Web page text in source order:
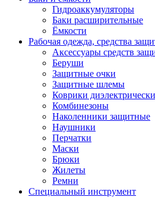
Гидроаккумуляторы
Баки расширительные
Ёмкости
Рабочая одежда, средства
Аксессуары средств
Беруши
Защитные очки
Защитные шлемы
Коврики
Комбинезоны
Наколенники защитные
Наушники
Перчатки
Маски
Брюки
Жилеты
Ремни
Специальный инструмент